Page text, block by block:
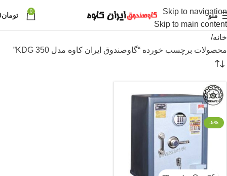
Skip to navigation
Skip to main content
منو 0 تومان
خانه
محصولات برچسب خورده “گاوصندوق ایران کاوه مدل 350 KDG”
-5%